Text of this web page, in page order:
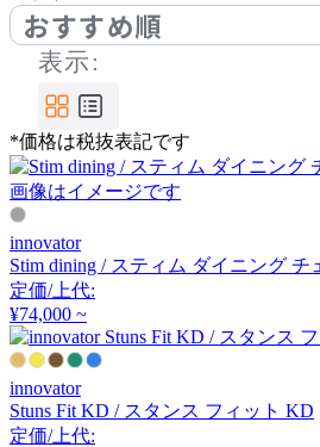
AZUMAYA
アズマヤ
BoConcept
ボーコンセプト
by interiors
バイインテリアズ
Cerantola
おすすめ順
表示:
*価格は税抜表記です
画像はイメージです
innovator
Stim dining / スティム ダイニング チ
定価/上代:
¥74,000 ~
innovator
Stuns Fit KD / スタンス フィット KD
定価/上代: